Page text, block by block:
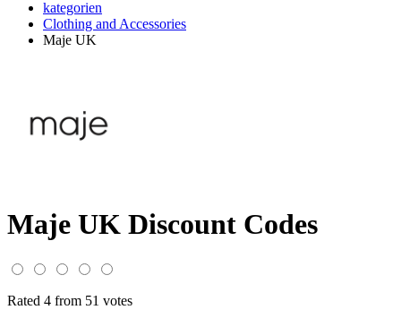
kategorien
Clothing and Accessories
Maje UK
Maje UK Discount Codes
Rated 4 from 51 votes